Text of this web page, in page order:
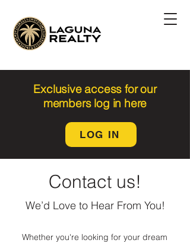
Exclusive access for our
members log in here
LOG IN
Contact us!
We’d Love to Hear From You!
Whether you're looking for your dream